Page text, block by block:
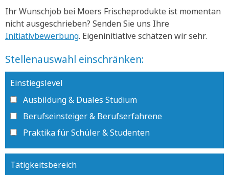
Ihr Wunschjob bei Moers Frischeprodukte ist momentan
nicht ausgeschrieben? Senden Sie uns Ihre
Initiativbewerbung. Eigeninitiative schätzen wir sehr.
Stellenauswahl einschränken:
Einstiegslevel
Ausbildung & Duales Studium
Berufseinsteiger & Berufserfahrene
Praktika für Schüler & Studenten
Tätigkeitsbereich